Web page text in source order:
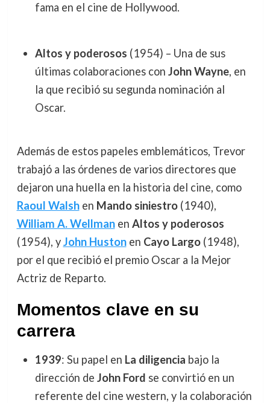
fama en el cine de Hollywood.
Altos y poderosos (1954) – Una de sus
últimas colaboraciones con John Wayne, en
la que recibió su segunda nominación al
Oscar.
Además de estos papeles emblemáticos, Trevor
trabajó a las órdenes de varios directores que
dejaron una huella en la historia del cine, como
Raoul Walshen Mando siniestro(1940),
William A. Wellmanen Altos y poderosos
(1954), yJohn Hustonen Cayo Largo(1948),
por el que recibió el premio Oscar a la Mejor
Actriz de Reparto.
Momentos clave en su
carrera
1939: Su papel en La diligencia bajo la
dirección de John Ford se convirtió en un
referente del cine western, y la colaboración